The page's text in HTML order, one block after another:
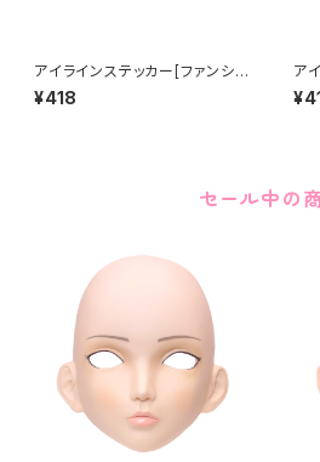
アイラインステッカー[ファンシ
ー] Eye line sticker FANCY
¥418
ア
ye
セール中の